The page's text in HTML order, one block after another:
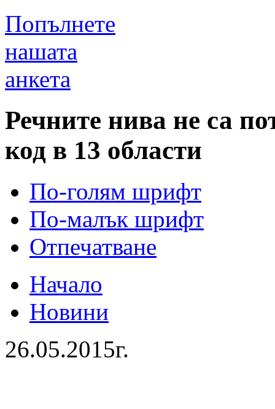
Попълнете
нашата
анкета
Речните нива не са
код в 13 области
По-голям шрифт
По-малък шрифт
Отпечатване
Начало
Новини
26.05.2015г.